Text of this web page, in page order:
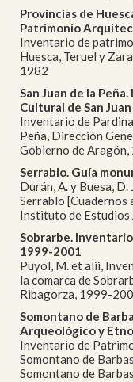
Provincias de
Patrimonio
Inventario de
Huesca, Teruel y
1982
San Juan de la
Cultural de San
Inventario de
Peña, Dirección
Gobierno de Aragón,
Serrablo. Guía
Durán, A. y Buesa,
Serrablo
Instituto de
Sobrarbe.
1999-2001
Puyol, M. et alii,
la comarca de
Ribagorza, 1999-
Somontano de
Arqueológico y
Inventario de
Somontano de
Somontano de